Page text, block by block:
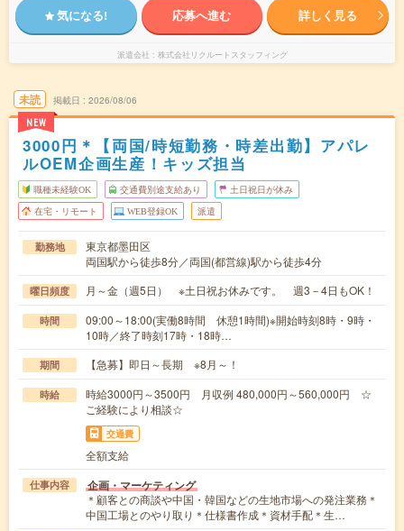
気になる! 応募へ進む 詳しく見る
派遣会社 株式会社リクルートスタッフィング
未読
NEW
掲載日 2026/08/06
3000円＊【両国/時短勤務・時差出勤】アパレ
ルOEM企画生産！キッズ担当
職種未経験OK 交通費別途支給あり 土日祝日が休み
在宅・リモート WEB登録OK 派遣
勤務地
東京都墨田区
両国駅から徒歩8分／両国(都営線)駅から徒歩4分
曜日頻度 月～金（週5日） ※土日祝お休みです。 週3－4日もOK！
時間
09:00～18:00(実働8時間 休憩1時間)※開始時刻8時・9時・
10時／終了時刻17時・18時…
期間 【急募】即日～長期 ※8月～！
時給
時給3000円～3500円 月収例 480,000円～560,000円 ☆
ご経験により相談☆
交通費
全額支給
仕事内容 企画・マーケティング
＊顧客との商談や中国・韓国などの生地市場への発注業務＊
中国工場とのやり取り＊仕様書作成＊資材手配＊生…